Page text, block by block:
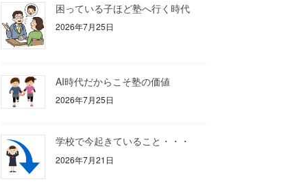
困っている子ほど塾へ行く時代
2026年7月25日
AI時代だからこそ塾の価値
2026年7月25日
学校で今起きていること・・・
2026年7月21日